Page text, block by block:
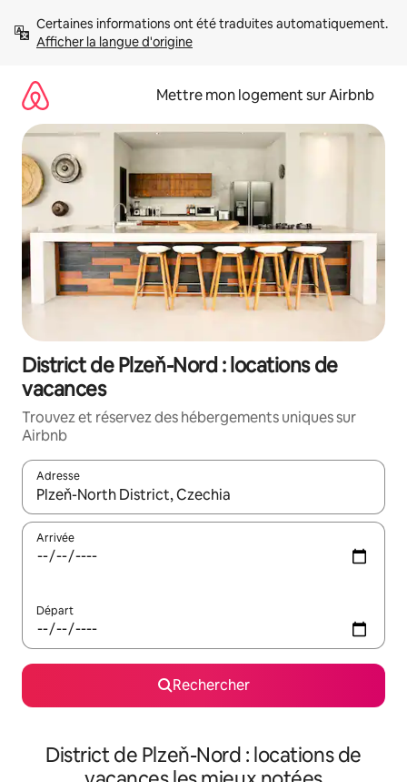
directement
Afficher la langue d'origine
Mettre mon logement sur Airbnb
District de Plzeň-Nord : locations de
vacances
Trouvez et réservez des hébergements uniques sur
Airbnb
Adresse
Lorsque les résultats s'affichent, utilisez les flèches vers le
Arrivée
Départ
Rechercher
District de Plzeň-Nord : locations de